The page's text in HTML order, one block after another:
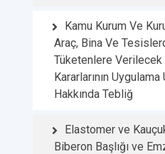
Kamu Kurum Ve
Araç, Bina Ve
Tüketenlere Verilecek
Kararlarının
Hakkında Tebliğ
Elastomer ve
Biberon Başlığı ve